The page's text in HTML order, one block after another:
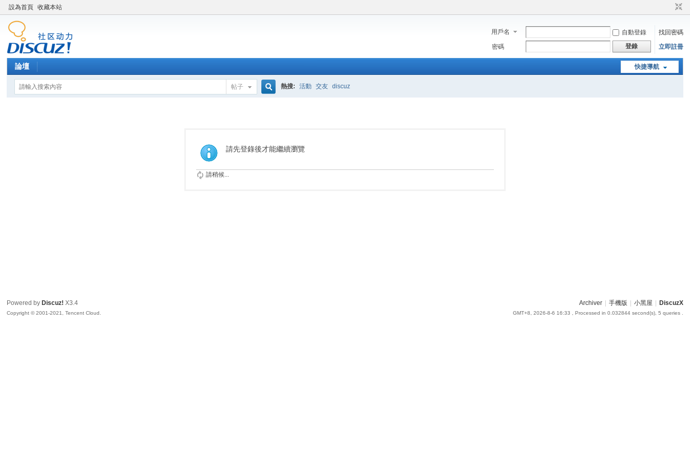
設為首頁 收藏本站
用戶名 自動登錄
找回密碼
密碼
登錄 立即註冊
快捷導航
論壇
帖子
索
熱搜: 活動 交友 discuz
請先登錄後才能繼續瀏覽
請稍候...
Archiver 手機版 小黑屋 DiscuzX
GMT+8, 2026-8-6 16:33 , Processed in 0.032844 second(s), 5 queries .
Powered by Discuz! X3.4
Copyright © 2001-2021, Tencent Cloud.